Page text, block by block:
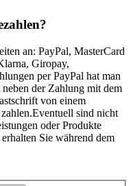
an: PayPal, MasterCard
Giropay,
per PayPal hat man
der Zahlung mit dem
von einem
sind nicht
oder Produkte
Sie während dem